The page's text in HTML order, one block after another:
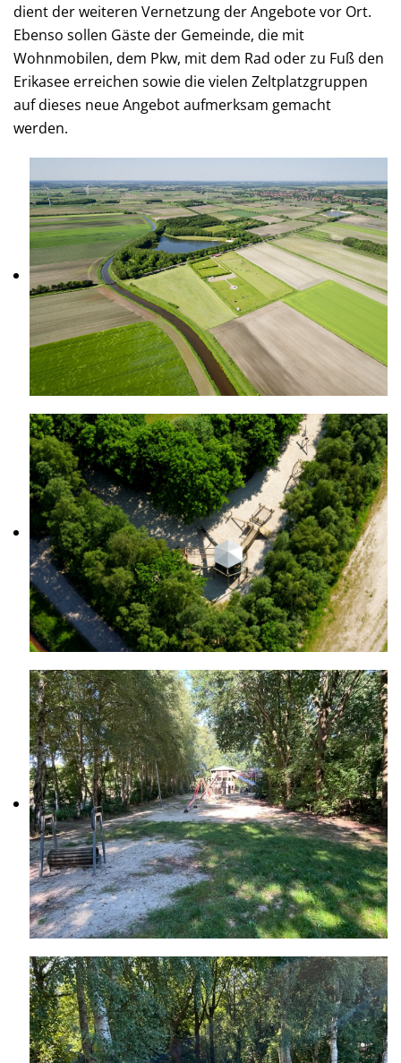
dient der weiteren Vernetzung der Angebote vor Ort.
Ebenso sollen Gäste der Gemeinde, die mit
Wohnmobilen, dem Pkw, mit dem Rad oder zu Fuß den
Erikasee erreichen sowie die vielen Zeltplatzgruppen
auf dieses neue Angebot aufmerksam gemacht
werden.